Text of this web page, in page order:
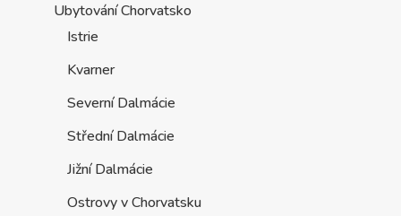
Ubytování Chorvatsko
Istrie
Kvarner
Severní Dalmácie
Střední Dalmácie
Jižní Dalmácie
Ostrovy v Chorvatsku